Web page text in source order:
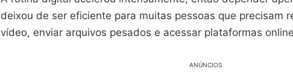
deixou de ser eficiente para muitas pessoas que precisam
vídeo, enviar arquivos pesados e acessar plataformas
ANÚNCIOS